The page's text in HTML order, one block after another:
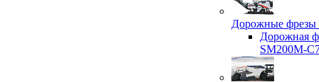
Дорожные фрезы
Дорожная
SM200M-